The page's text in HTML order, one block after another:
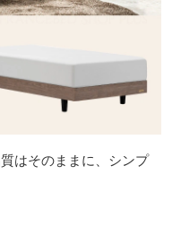
はそのままに、シンプ